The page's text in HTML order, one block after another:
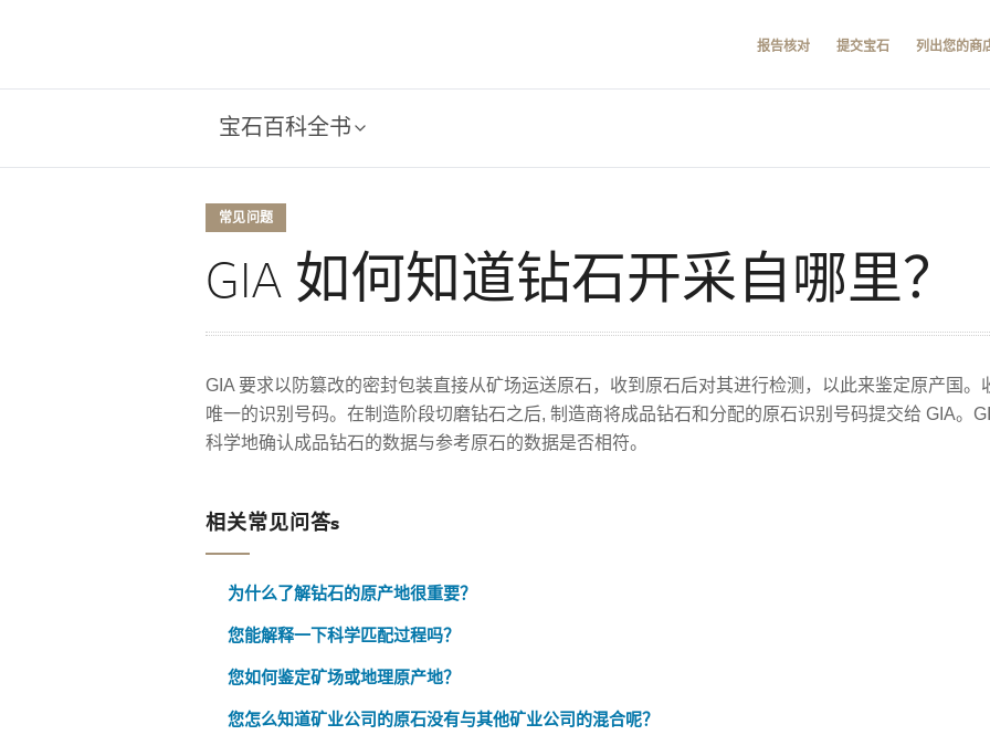
报告核对 提交宝石 列出您的商
宝石百科全书
常见问题
GIA 如何知道钻石开采自哪里？
GIA 要求以防篡改的密封包装直接从矿场运送原石，收到原石后对其进行检测，以此来鉴定原产国
唯一的识别号码。在制造阶段切磨钻石之后, 制造商将成品钻石和分配的原石识别号码提交给 GIA。
科学地确认成品钻石的数据与参考原石的数据是否相符。
相关常见问答s
为什么了解钻石的原产地很重要？
您能解释一下科学匹配过程吗？
您如何鉴定矿场或地理原产地？
您怎么知道矿业公司的原石没有与其他矿业公司的混合呢？